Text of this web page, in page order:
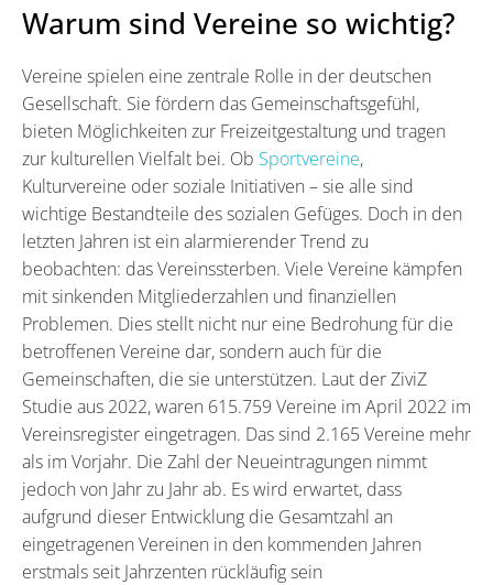
Warum sind Vereine so wichtig?
Vereine spielen eine zentrale Rolle in der deutschen
Gesellschaft. Sie fördern das Gemeinschaftsgefühl,
bieten Möglichkeiten zur Freizeitgestaltung und tragen
zur kulturellen Vielfalt bei. Ob Sportvereine,
Kulturvereine oder soziale Initiativen – sie alle sind
wichtige Bestandteile des sozialen Gefüges. Doch in den
letzten Jahren ist ein alarmierender Trend zu
beobachten: das Vereinssterben. Viele Vereine kämpfen
mit sinkenden Mitgliederzahlen und finanziellen
Problemen. Dies stellt nicht nur eine Bedrohung für die
betroffenen Vereine dar, sondern auch für die
Gemeinschaften, die sie unterstützen. Laut der ZiviZ
Studie aus 2022, waren 615.759 Vereine im April 2022 im
Vereinsregister eingetragen. Das sind 2.165 Vereine mehr
als im Vorjahr. Die Zahl der Neueintragungen nimmt
jedoch von Jahr zu Jahr ab. Es wird erwartet, dass
aufgrund dieser Entwicklung die Gesamtzahl an
eingetragenen Vereinen in den kommenden Jahren
erstmals seit Jahrzenten rückläufig sein